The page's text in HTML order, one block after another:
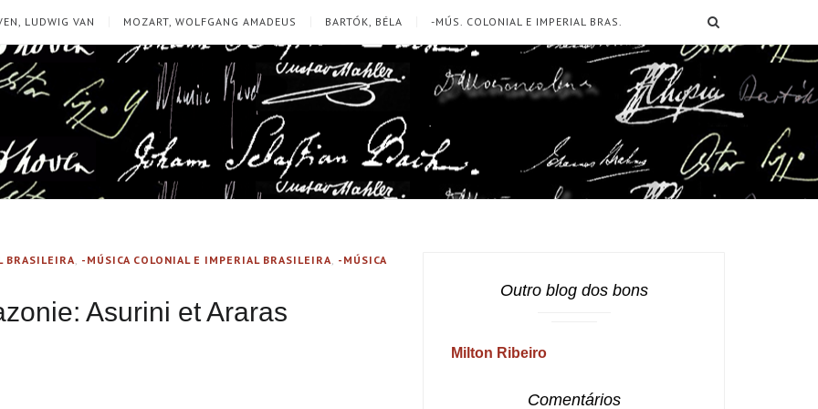
LUDWIG VAN MOZART, WOLFGANG AMADEUS BARTÓK, BÉLA -MÚS. COLONIAL E IMPERIAL BRAS.
BRASILEIRA, -MÚSICA COLONIAL E IMPERIAL BRASILEIRA, -MÚSICA
Asurini et Araras
Outro blog dos bons
Milton Ribeiro
Comentários